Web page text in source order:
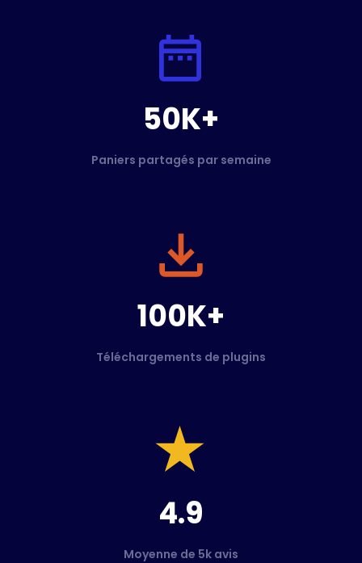
50K+
Paniers partagés par semaine
100K+
Téléchargements de plugins
4.9
Moyenne de 5k avis